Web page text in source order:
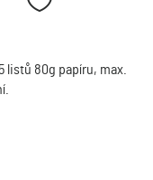
listů 80g papíru, max.